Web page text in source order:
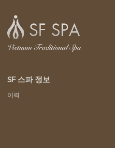
SF 스파 정보
이력